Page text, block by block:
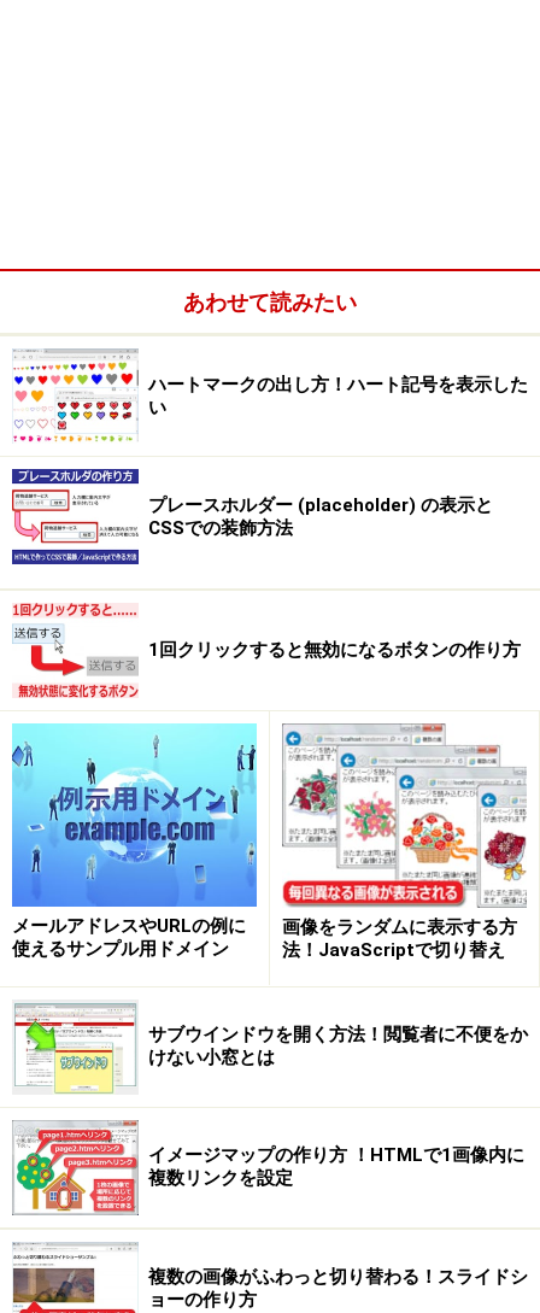
あわせて読みたい
ハートマークの出し方！ハート記号を表示した
い
プレースホルダー (placeholder) の表示と
CSSでの装飾方法
1回クリックすると無効になるボタンの作り方
メールアドレスやURLの例に
使えるサンプル用ドメイン
画像をランダムに表示する方
法！JavaScriptで切り替え
サブウインドウを開く方法！閲覧者に不便をか
けない小窓とは
イメージマップの作り方 ！HTMLで1画像内に
複数リンクを設定
複数の画像がふわっと切り替わる！スライドシ
ョーの作り方